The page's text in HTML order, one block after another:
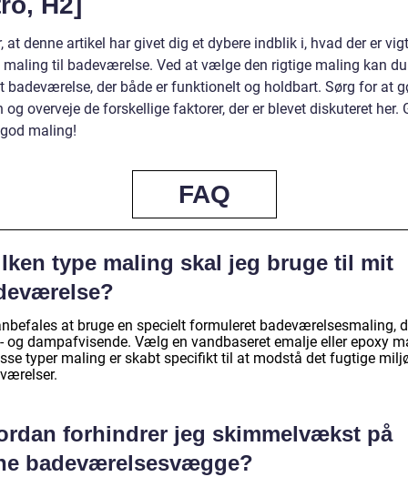
at denne artikel har givet dig et dybere indblik i, hvad der er
maling til badeværelse. Ved at vælge den rigtige maling kan
badeværelse, der både er funktionelt og holdbart. Sørg for at
og overveje de forskellige faktorer, der er blevet diskuteret her.
maling!
FAQ
type maling skal jeg bruge til mit
at bruge en specielt formuleret badeværelsesmaling,
og dampafvisende. Vælg en vandbaseret emalje eller epoxy
typer maling er skabt specifikt til at modstå det fugtige
forhindrer jeg skimmelvækst på
badeværelsesvægge?